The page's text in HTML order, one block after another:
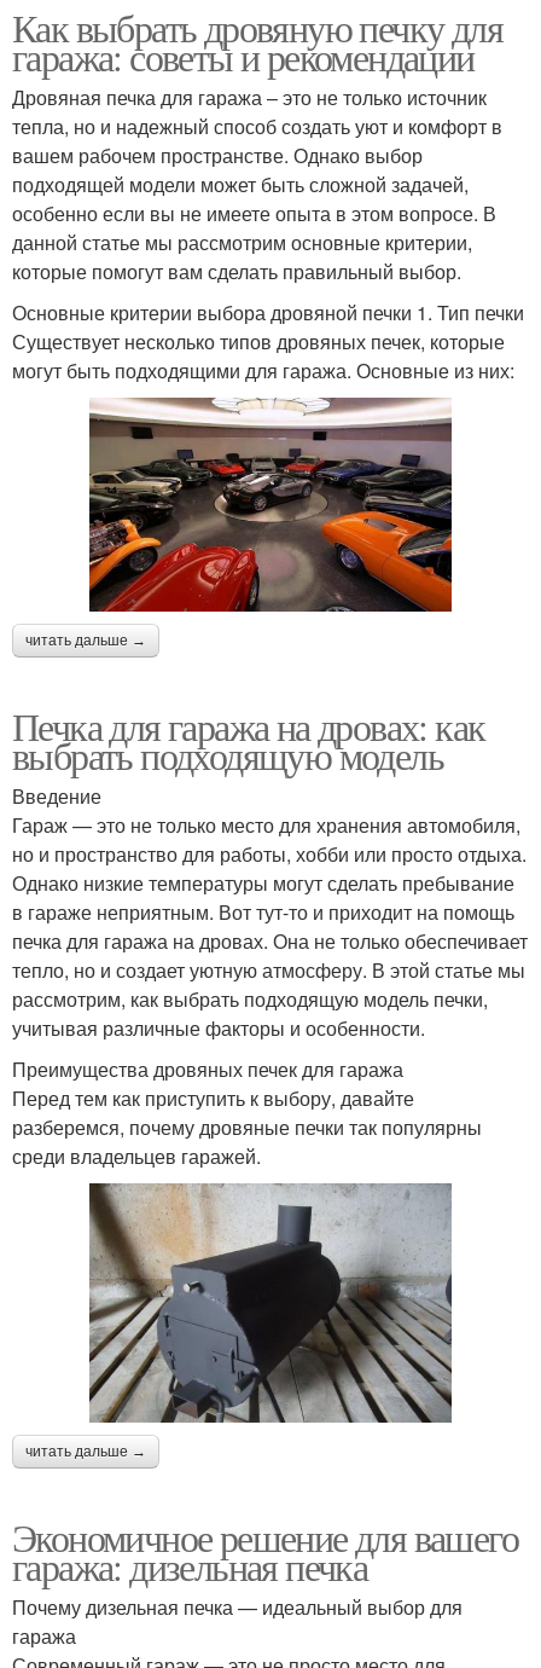
Как выбрать дровяную печку для
гаража: советы и рекомендации
Дровяная печка для гаража – это не только источник
тепла, но и надежный способ создать уют и комфорт в
вашем рабочем пространстве. Однако выбор
подходящей модели может быть сложной задачей,
особенно если вы не имеете опыта в этом вопросе. В
данной статье мы рассмотрим основные критерии,
которые помогут вам сделать правильный выбор.
Основные критерии выбора дровяной печки 1. Тип печки
Существует несколько типов дровяных печек, которые
могут быть подходящими для гаража. Основные из них:
читать дальше →
Печка для гаража на дровах: как
выбрать подходящую модель
Введение
Гараж — это не только место для хранения автомобиля,
но и пространство для работы, хобби или просто отдыха.
Однако низкие температуры могут сделать пребывание
в гараже неприятным. Вот тут-то и приходит на помощь
печка для гаража на дровах. Она не только обеспечивает
тепло, но и создает уютную атмосферу. В этой статье мы
рассмотрим, как выбрать подходящую модель печки,
учитывая различные факторы и особенности.
Преимущества дровяных печек для гаража
Перед тем как приступить к выбору, давайте
разберемся, почему дровяные печки так популярны
среди владельцев гаражей.
читать дальше →
Экономичное решение для вашего
гаража: дизельная печка
Почему дизельная печка — идеальный выбор для
гаража